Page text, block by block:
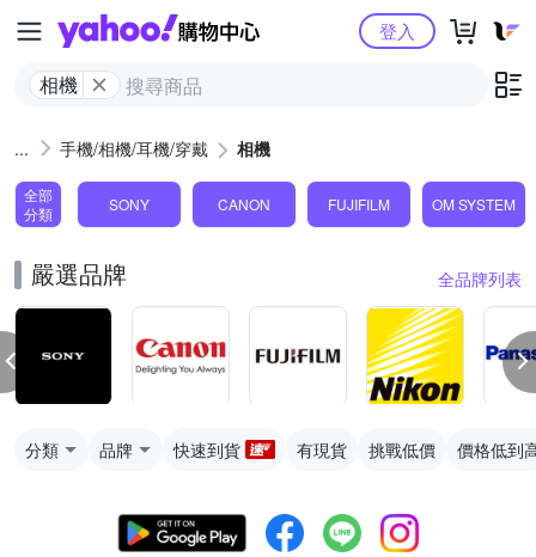
Yahoo購物中心
相機
登入
手機/相機/耳機/穿戴 相機
全部
分類
SONY CANON FUJIFILM OM SYSTEM
嚴選品牌 全品牌列表
分類 品牌 快速到貨 有現貨 挑戰低價 價格低到